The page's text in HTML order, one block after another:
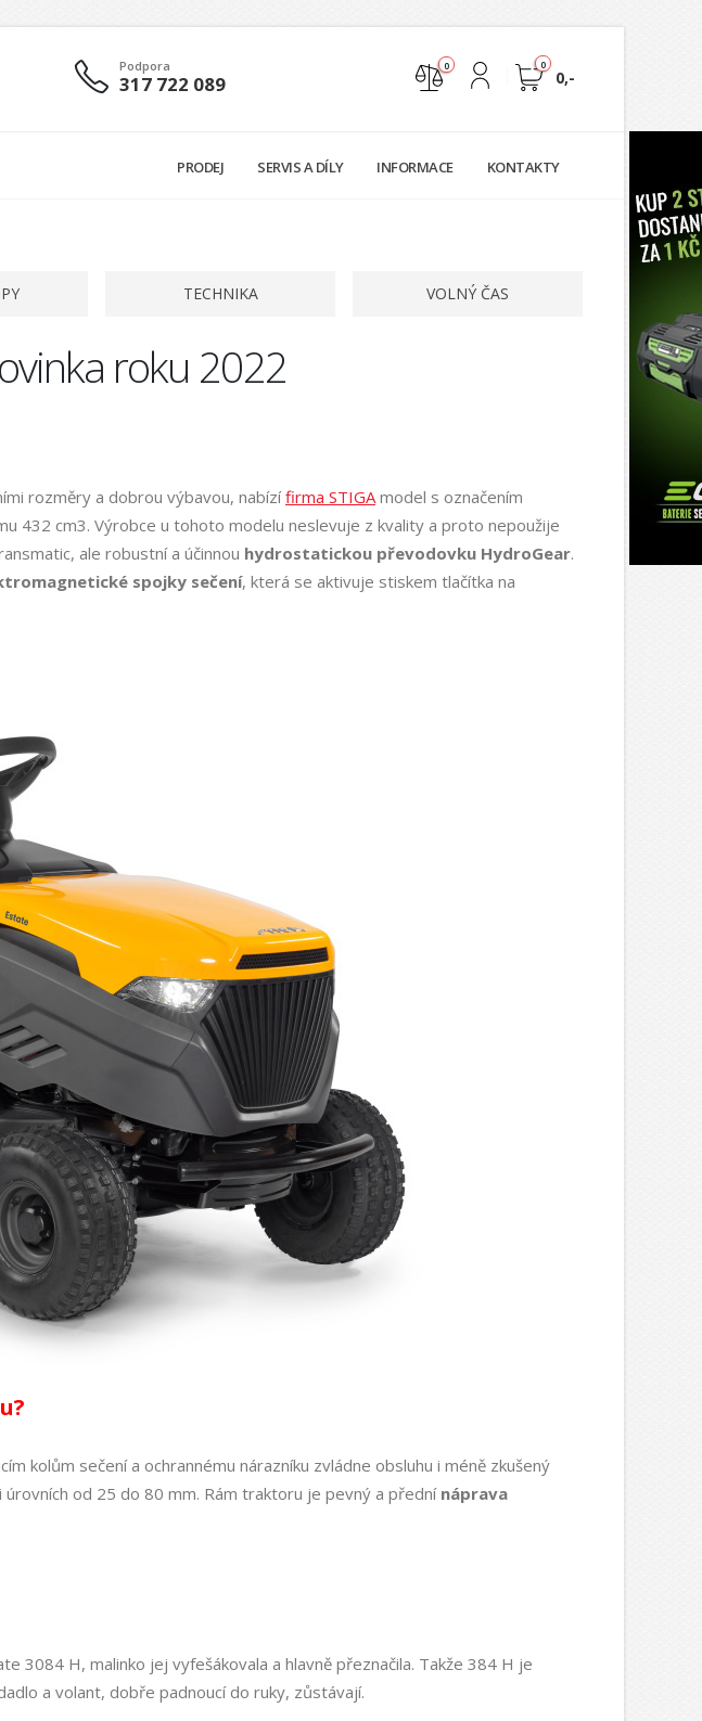
Podpora
317 722 089
0
0,-
0
PRODEJ SERVIS A DÍLY INFORMACE KONTAKTY
TECHNIKA VOLNÝ ČAS
roku 2022
rozměry a dobrou výbavou, nabízífirma STIGAmodel s označením
432 cm3. Výrobce u tohoto modelu neslevuje z kvality a proto nepoužije
ale robustní a účinnou hydrostatickou převodovku HydroGear.
spojky sečení, která se aktivuje stiskem tlačítka na
kolům sečení a ochrannému nárazníku zvládne obsluhu i méně zkušený
od 25 do 80 mm. Rám traktoru je pevný a přední náprava
3084 H, malinko jej vyfešákovala a hlavně přeznačila. Takže 384 H je
a volant, dobře padnoucí do ruky, zůstávají.